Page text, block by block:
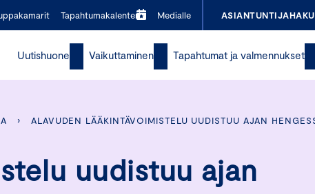
Tapahtumakalenteri Medialle ASIANTUNTIJAHAKU
Uutishuone Vaikuttaminen Tapahtumat ja valmennukset
› ALAVUDEN LÄÄKINTÄVOIMISTELU UUDISTUU AJAN
uudistuu ajan